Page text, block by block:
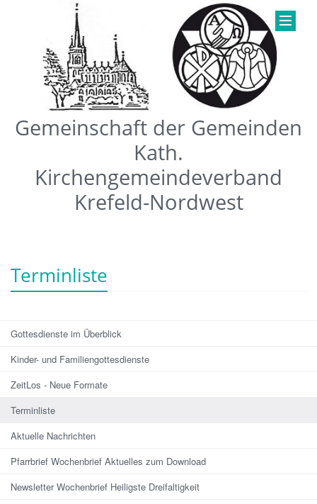
Gemeinschaft der Gemeinden
Kath.
Kirchengemeindeverband
Krefeld-Nordwest
Terminliste
Gottesdienste im Überblick
Kinder- und Familiengottesdienste
ZeitLos - Neue Formate
Terminliste
Aktuelle Nachrichten
Pfarrbrief Wochenbrief Aktuelles zum Download
Newsletter Wochenbrief Heiligste Dreifaltigkeit